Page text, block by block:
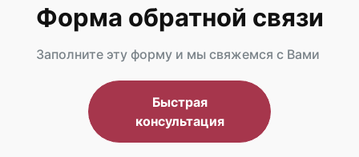
Форма обратной связи
Заполните эту форму и мы свяжемся с Вами
Быстрая
консультация